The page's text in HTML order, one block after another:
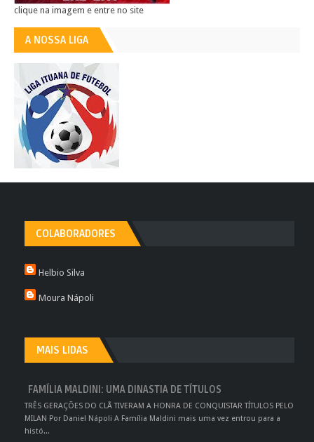
clique na imagem e entre no site
A NOSSA LIGA
COLABORADORES
Helbio Silva
Moura Nápoli
MAIS LIDAS
FAMÍLIA MALDINI: UMA DINASTIA DE TÍTULOS
TRÊS GERAÇÕES DO CLÃ TIVERAM A HONRA DE CONQUISTAR TÍTULOS PELO
MILAN Por Daniel Nápoli A Família Maldini mais uma vez entrou para a
histó...